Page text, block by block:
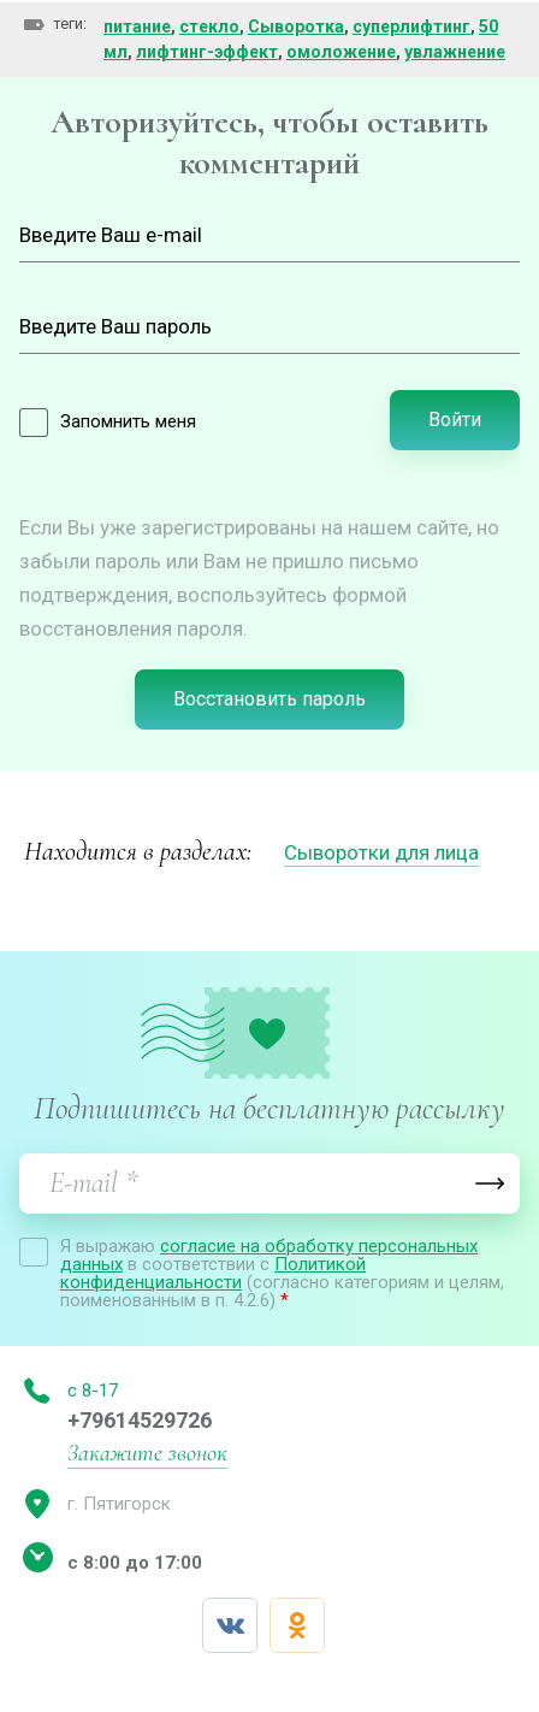
теги: питание, стекло, Сыворотка, суперлифтинг, 50
мл, лифтинг-эффект, омоложение, увлажнение
Авторизуйтесь, чтобы оставить
комментарий
Запомнить меня Войти
Если Вы уже зарегистрированы на нашем сайте, но
забыли пароль или Вам не пришло письмо
подтверждения, воспользуйтесь формой
восстановления пароля.
Восстановить пароль
Находится в разделах: Сыворотки для лица
Подпишитесь на бесплатную рассылку
Я выражаю согласие на обработку персональных
данных в соответствии с Политикой
конфиденциальности (согласно категориям и целям,
поименованным в п. 4.2.6) *
с 8-17
+79614529726
Закажите звонок
г. Пятигорск
с 8:00 до 17:00